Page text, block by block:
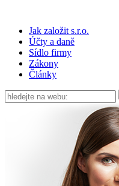
Jak založit s.r.o.
Účty a daně
Sídlo firmy
Zákony
Články